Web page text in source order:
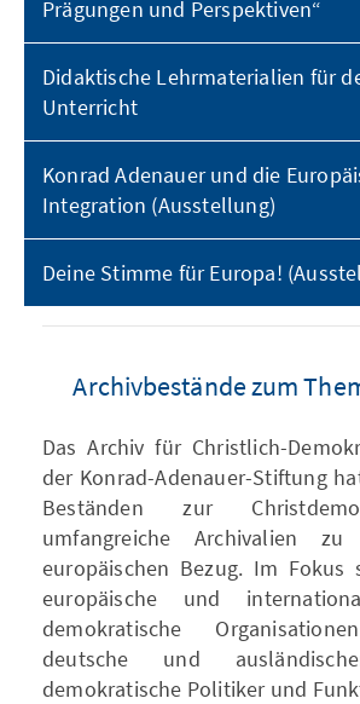
Prägungen und Perspektiven“
Didaktische Lehrmaterialien für
Unterricht
Konrad Adenauer und die
Integration (Ausstellung)
Deine Stimme für Europa!
Archivbestände zum
Das Archiv für Christlich-
der Konrad-Adenauer-Stiftung
Beständen zur
umfangreiche Archivalien
europäischen Bezug. Im Fokus
europäische und
demokratische
deutsche und
demokratische Politiker und